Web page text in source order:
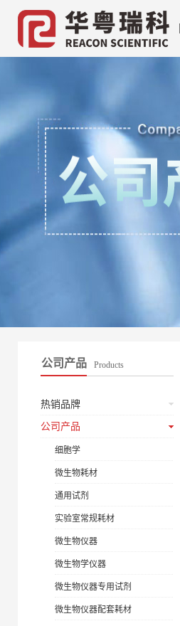
公司产品 Products
热销品牌
公司产品
细胞学
微生物耗材
通用试剂
实验室常规耗材
微生物仪器
微生物学仪器
微生物仪器专用试剂
微生物仪器配套耗材